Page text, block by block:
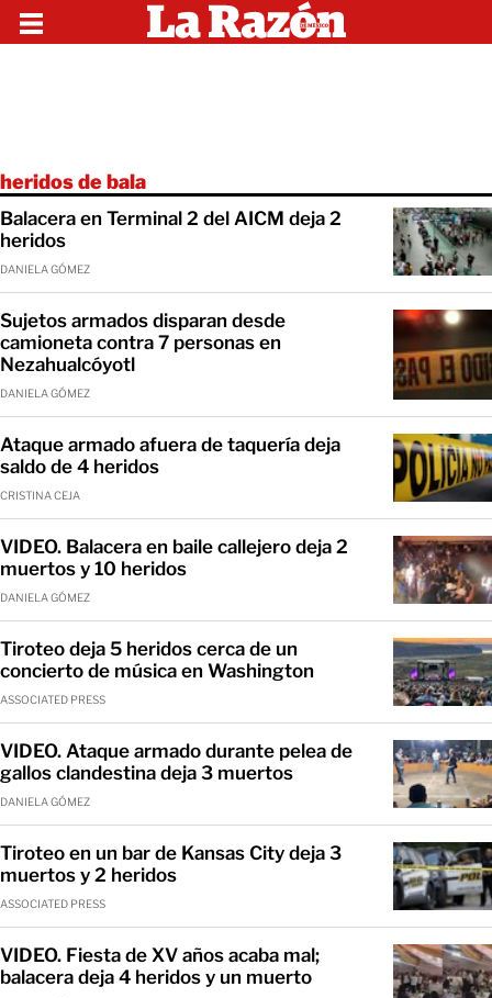
heridos de bala
Balacera en Terminal 2 del AICM deja 2
heridos
DANIELA GÓMEZ
Sujetos armados disparan desde
camioneta contra 7 personas en
Nezahualcóyotl
DANIELA GÓMEZ
Ataque armado afuera de taquería deja
saldo de 4 heridos
CRISTINA CEJA
VIDEO. Balacera en baile callejero deja 2
muertos y 10 heridos
DANIELA GÓMEZ
Tiroteo deja 5 heridos cerca de un
concierto de música en Washington
ASSOCIATED PRESS
VIDEO. Ataque armado durante pelea de
gallos clandestina deja 3 muertos
DANIELA GÓMEZ
Tiroteo en un bar de Kansas City deja 3
muertos y 2 heridos
ASSOCIATED PRESS
VIDEO. Fiesta de XV años acaba mal;
balacera deja 4 heridos y un muerto